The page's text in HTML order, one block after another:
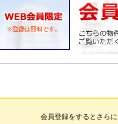
会員登録をするとさらに